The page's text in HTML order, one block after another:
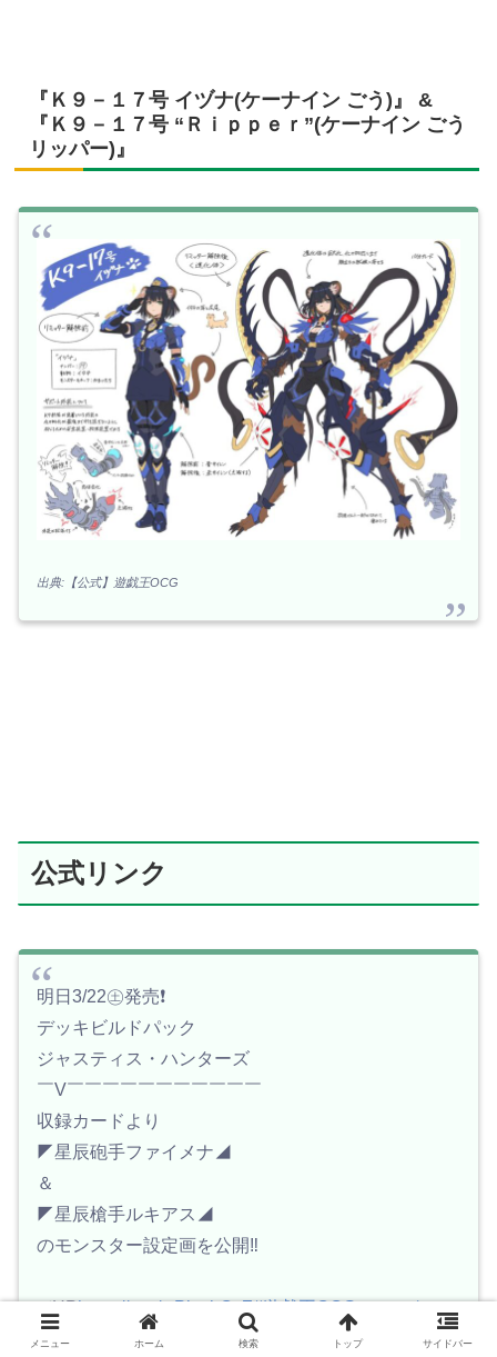
『Ｋ９－１７号 イヅナ(ケーナイン ごう)』 &
『Ｋ９－１７号 “Ｒｉｐｐｅｒ”(ケーナイン ごう
リッパー)』
出典:【公式】遊戯王OCG
公式リンク
明日3/22㊏発売❗️
デッキビルドパック
ジャスティス・ハンターズ
￣V￣￣￣￣￣￣￣￣￣￣￣
収録カードより
◤星辰砲手ファイメナ◢
＆
◤星辰槍手ルキアス◢
のモンスター設定画を公開‼️
✅HPhttps://t.co/txPipzbQsZ#遊戯王OCGモンスター
設定画
pic.twitter.com/fMtck4R007
メニュー ホーム 検索 トップ サイドバー